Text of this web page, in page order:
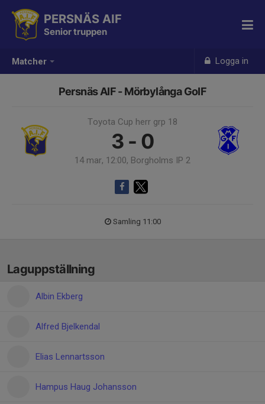
Matcher Logga in
PERSNÄS AIF
Senior truppen
Persnäs AIF - Mörbylånga GoIF
Toyota Cup herr grp 18
3 - 0
14 mar, 12:00, Borgholms IP 2
Samling 11:00
Laguppställning
Albin Ekberg
Alfred Bjelkendal
Elias Lennartsson
Hampus Haug Johansson